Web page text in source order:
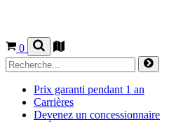
0
Prix garanti pendant 1 an
Carrières
Devenez un concessionnaire